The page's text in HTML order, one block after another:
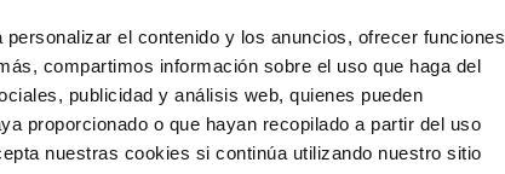
el contenido y los anuncios, ofrecer funciones
compartimos información sobre el uso que haga del
publicidad y análisis web, quienes pueden
proporcionado o que hayan recopilado a partir del uso
nuestras cookies si continúa utilizando nuestro sitio